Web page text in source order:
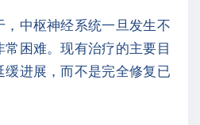
中枢神经系统一旦发生不
困难。现有治疗的主要目
进展，而不是完全修复已